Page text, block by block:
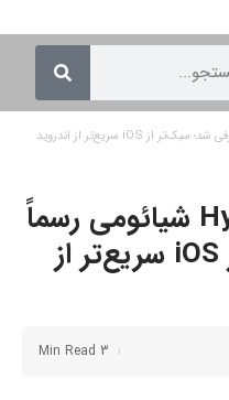
سیستم عامل HyperOS شیائومی رسماً
معرفی شد؛ سبک‌تر از iOS سریع‌تر از
3 Min Read